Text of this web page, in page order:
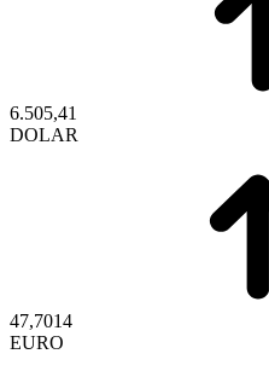
6.505,41
DOLAR
47,7014
EURO